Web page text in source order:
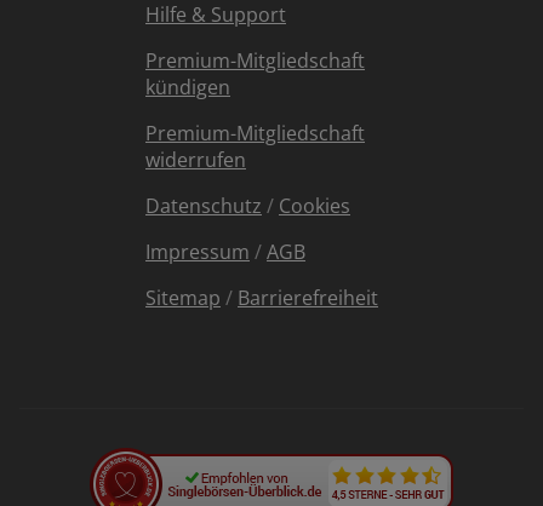
Hilfe & Support
Premium-Mitgliedschaft
kündigen
Premium-Mitgliedschaft
widerrufen
Datenschutz / Cookies
Impressum /AGB
Sitemap / Barrierefreiheit